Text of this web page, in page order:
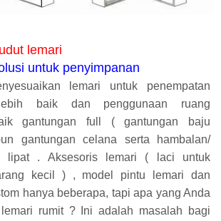
lemari
untuk penyimpanan
lemari untuk penempatan
baik dan penggunaan ruang
gantungan full ( gantungan baju
gantungan celana serta hambalan/
lipat . Aksesoris lemari ( laci untuk
kecil ) , model pintu lemari dan
hanya beberapa, tapi apa yang Anda
lemari rumit ? Ini adalah masalah bagi